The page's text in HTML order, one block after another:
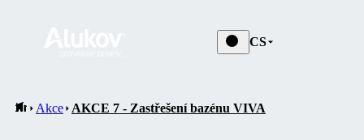
CS
Akce AKCE 7 - Zastřešení bazénu VIVA